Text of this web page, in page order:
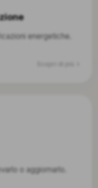
energetiche.
o aggiornarlo.